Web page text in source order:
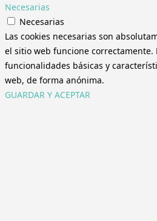
Necesarias
Necesarias
Las cookies necesarias son
el sitio web funcione correctamente.
funcionalidades básicas y
web, de forma anónima.
GUARDAR Y ACEPTAR